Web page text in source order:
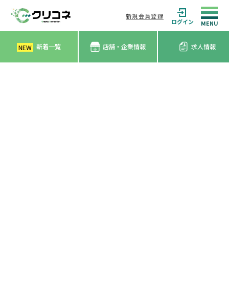
新規会員登録
ログイン
NEW 新着一覧 店舗・企業情報 求人情報